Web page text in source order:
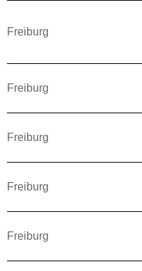
Freiburg
Freiburg
Freiburg
Freiburg
Freiburg